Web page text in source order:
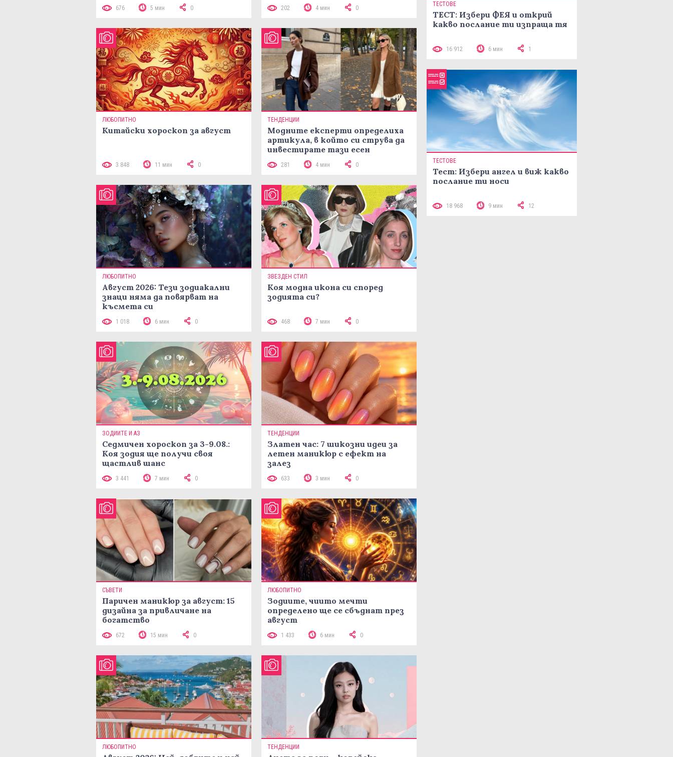
676 5 мин 0 202 4 мин 0
ЛЮБОПИТНО
Китайски хороскоп за август
3 848 11 мин 0
ТЕНДЕНЦИИ
Модните експерти определиха
артикула, в който си струва да
инвестирате тази есен
281 4 мин 0
ЛЮБОПИТНО
Август 2026: Тези зодиакални
знаци няма да повярват на
късмета си
1 018 6 мин 0
ЗВЕЗДЕН СТИЛ
Коя модна икона си според
зодията си?
468 7 мин 0
ЗОДИИТЕ И АЗ
Седмичен хороскоп за 3-9.08.:
Коя зодия ще получи своя
щастлив шанс
3 441 7 мин 0
ТЕНДЕНЦИИ
Златен час: 7 шикозни идеи за
летен маникюр с ефект на
залез
633 3 мин 0
СЪВЕТИ
Паричен маникюр за август: 15
дизайна за привличане на
богатство
672 15 мин 0
ЛЮБОПИТНО
Зодиите, чиито мечти
определено ще се сбъднат през
август
1 433 6 мин 0
ЛЮБОПИТНО ТЕНДЕНЦИИ
ТЕСТОВЕ
ТЕСТ: Избери ФЕЯ и открий
какво послание ти изпраща тя
16 912 6 мин 1
ТЕСТОВЕ
Тест: Избери ангел и виж какво
послание ти носи
18 968 9 мин 12